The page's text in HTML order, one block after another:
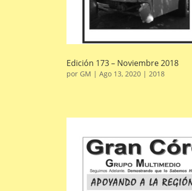
Edición 173 – Noviembre 2018
por GM |Ago 13, 2020 | 2018